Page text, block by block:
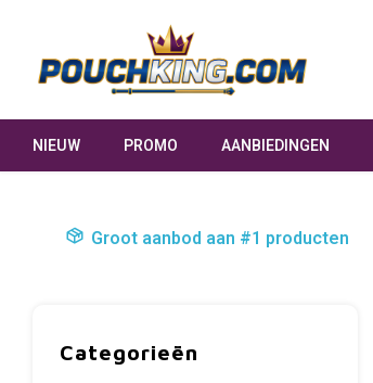
NIEUW PROMO AANBIEDINGEN
Groot aanbod aan #1 producten
Categorieën